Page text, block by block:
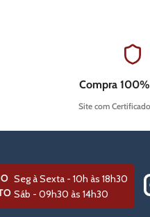
policiais, militares e
de equipamentos.
entusiastas apreciam o
um excelente balanço
garantindo que faça uma
Compra
Site com
Seg à Sexta - 10h às 18h30
Sáb - 09h30 às 14h30